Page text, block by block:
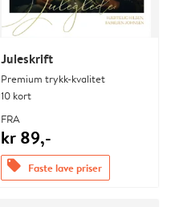
Juleskrift
Premium trykk-kvalitet
10 kort
FRA
kr 89,-
offers Faste lave priser